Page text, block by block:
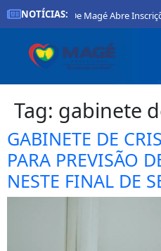
NOTÍCIAS:
Prefeitura De Magé Abre
Tag: gabinete
GABINETE DE
PARA PREVISÃO
NESTE FINAL DE